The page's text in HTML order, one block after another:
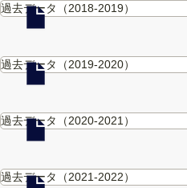
過去データ（2018-2019）
過去データ（2019-2020）
過去データ（2020-2021）
過去データ（2021-2022）